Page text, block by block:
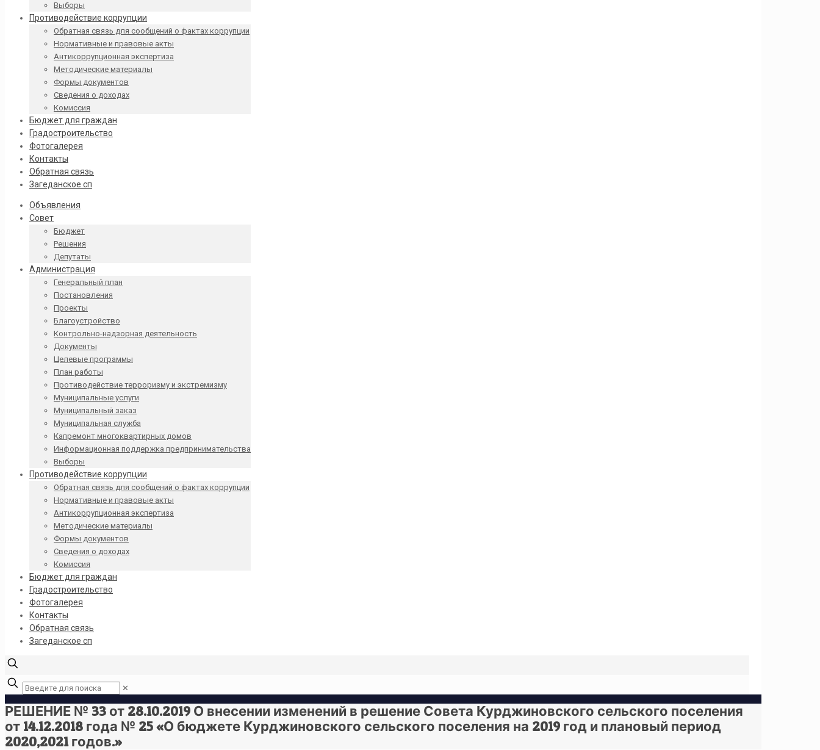
Выборы
Противодействие коррупции
Обратная связь для сообщений о фактах коррупции
Нормативные и правовые акты
Антикоррупционная экспертиза
Методические материалы
Формы документов
Сведения о доходах
Комиссия
Бюджет для граждан
Градостроительство
Фотогалерея
Контакты
Обратная связь
Загеданское сп
Объявления
Совет
Бюджет
Решения
Депутаты
Администрация
Генеральный план
Постановления
Проекты
Благоустройство
Контрольно-надзорная деятельность
Документы
Целевые программы
План работы
Противодействие терроризму и экстремизму
Муниципальные услуги
Муниципальный заказ
Муниципальная служба
Капремонт многоквартирных домов
Информационная поддержка предпринимательства
Выборы
Противодействие коррупции
Обратная связь для сообщений о фактах коррупции
Нормативные и правовые акты
Антикоррупционная экспертиза
Методические материалы
Формы документов
Сведения о доходах
Комиссия
Бюджет для граждан
Градостроительство
Фотогалерея
Контакты
Обратная связь
Загеданское сп
✕
РЕШЕНИЕ № 33 от 28.10.2019 О внесении изменений в решение Совета Курджиновского сельского поселения
от 14.12.2018 года № 25 «О бюджете Курджиновского сельского поселения на 2019 год и плановый период
2020,2021 годов.»